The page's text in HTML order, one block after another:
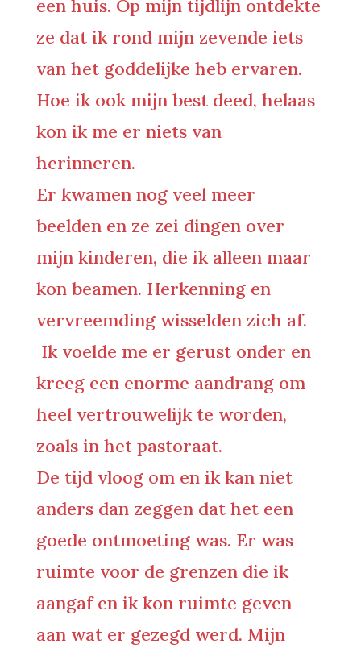
een huis. Op mijn tijdlijn ontdekte
ze dat ik rond mijn zevende iets
van het goddelijke heb ervaren.
Hoe ik ook mijn best deed, helaas
kon ik me er niets van
herinneren.
Er kwamen nog veel meer
beelden en ze zei dingen over
mijn kinderen, die ik alleen maar
kon beamen. Herkenning en
vervreemding wisselden zich af.
Ik voelde me er gerust onder en
kreeg een enorme aandrang om
heel vertrouwelijk te worden,
zoals in het pastoraat.
De tijd vloog om en ik kan niet
anders dan zeggen dat het een
goede ontmoeting was. Er was
ruimte voor de grenzen die ik
aangaf en ik kon ruimte geven
aan wat er gezegd werd. Mijn